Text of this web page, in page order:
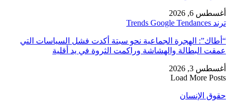
أغسطس 6, 2026
ترند Trends Google Tendances
“أطاك”: الهجرة الجماعية نحو سبتة أكدت فشل السياسات التي
عمقت البطالة والهشاشة وراكمت الثروة في يد أقلية
أغسطس 3, 2026
Load More Posts
حقوق الإنسان